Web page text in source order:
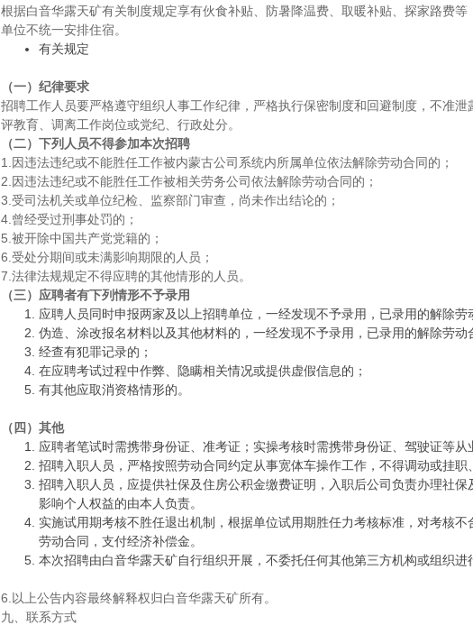
根据白音华露天矿有关制度规定享有伙食补贴、防暑降温费、取暖补贴、探家路费
单位不统一安排住宿。
有关规定
（一）纪律要求
招聘工作人员要严格遵守组织人事工作纪律，严格执行保密制度和回避制度，不准
评教育、调离工作岗位或党纪、行政处分。
（二）下列人员不得参加本次招聘
1.因违法违纪或不能胜任工作被内蒙古公司系统内所属单位依法解除劳动合同的；
2.因违法违纪或不能胜任工作被相关劳务公司依法解除劳动合同的；
3.受司法机关或单位纪检、监察部门审查，尚未作出结论的；
4.曾经受过刑事处罚的；
5.被开除中国共产党党籍的；
6.受处分期间或未满影响期限的人员；
7.法律法规规定不得应聘的其他情形的人员。
（三）应聘者有下列情形不予录用
应聘人员同时申报两家及以上招聘单位，一经发现不予录用，已录用的解除劳
伪造、涂改报名材料以及其他材料的，一经发现不予录用，已录用的解除劳动
经查有犯罪记录的；
在应聘考试过程中作弊、隐瞒相关情况或提供虚假信息的；
有其他应取消资格情形的。
（四）其他
应聘者笔试时需携带身份证、准考证；实操考核时需携带身份证、驾驶证等
招聘入职人员，严格按照劳动合同约定从事宽体车操作工作，不得调动或挂
招聘入职人员，应提供社保及住房公积金缴费证明，入职后公司负责办理社
影响个人权益的由本人负责。
实施试用期考核不胜任退出机制，根据单位试用期胜任力考核标准，对考核
劳动合同，支付经济补偿金。
本次招聘由白音华露天矿自行组织开展，不委托任何其他第三方机构或组织进
6.以上公告内容最终解释权归白音华露天矿所有。
九、联系方式